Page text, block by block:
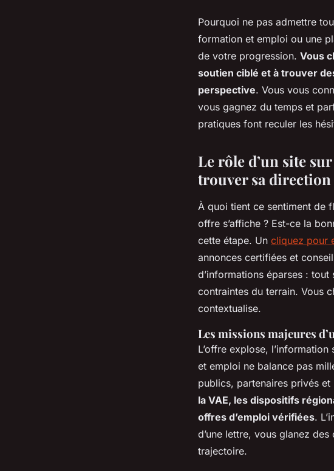
Pourquoi ne pas admettre
formation et emploi ou une
de votre progression. Vous
soutien ciblé et à trouver
perspective. Vous vous
vous gagnez du temps et
pratiques font reculer les
Le rôle d’un site
trouver sa
À quoi tient ce sentiment de
offre s’affiche ? Est-ce la
cette étape. Un cliquez pour
annonces certifiées et
d’informations éparses :
contraintes du terrain. Vous
contextualise.
Les missions majeures
L’offre explose,
et emploi ne balance pas
publics, partenaires privés
la VAE, les dispositifs
offres d’emploi vérifiées.
d’une lettre, vous glanez
trajectoire.